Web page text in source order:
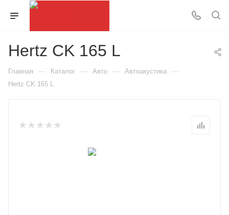
Hertz CK 165 L
Главная — Каталог — Авто — Автоакустика —
Hertz CK 165 L